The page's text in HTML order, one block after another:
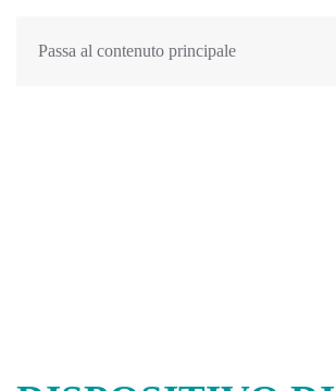
Passa al contenuto principale